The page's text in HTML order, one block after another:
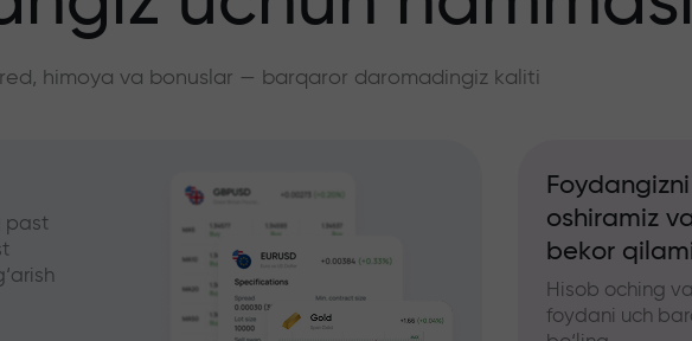
himoya va bonuslar — barqaror daromadingiz kaliti
past
oshiramiz
bekor
Hisob oching
foydani uch